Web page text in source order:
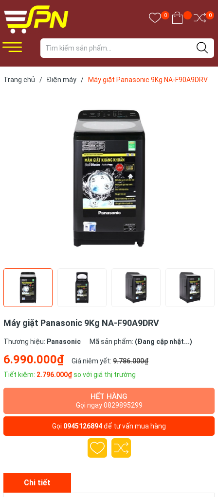
0 0
Trang chủ / Điện máy / Máy giặt Panasonic 9Kg NA-F90A9DRV
Máy giặt Panasonic 9Kg NA-F90A9DRV
Thương hiệu: Panasonic Mã sản phẩm: (Đang cập nhật...)
6.990.000₫ Giá niêm yết: 9.786.000₫
Tiết kiệm: 2.796.000₫so với giá thị trường
HẾT HÀNG
Gọi ngay 0829895299
Gọi 0945126894để tư vấn mua hàng
Chi tiết